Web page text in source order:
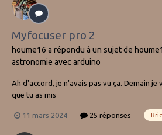
Myfocuser pro 2
houme16 a répondu à un sujet de
astronomie avec arduino
Ah d'accord, je n'avais pas vu ça. Demain je
que tu as mis
11 mars 2024 25 réponses